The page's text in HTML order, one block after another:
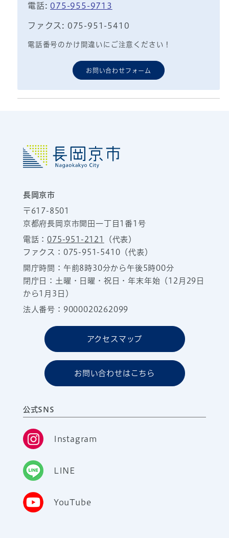
電話: 075-955-9713
ファクス: 075-951-5410
電話番号のかけ間違いにご注意ください！
お問い合わせフォーム
長岡京市
〒617-8501
京都府長岡京市開田一丁目1番1号
電話：075-951-2121
（代表）
ファクス：075-951-5410（代表）
開庁時間：午前8時30分から午後5時00分
閉庁日：土曜・日曜・祝日・年末年始（12月29日
から1月3日）
法人番号：9000020262099
アクセスマップ
お問い合わせはこちら
公式SNS
Instagram
LINE
YouTube